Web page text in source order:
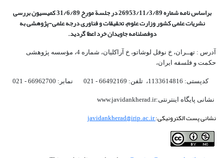
براساس نامه شماره 26953/11/3/89 در جلسة مورخ 31/6/89 کمیسیون
بررسی
نشریات علمی کشور وزارت علوم، تحقیقات و فناوری درجه علمی‌-پژوهشیبه
دوفصلنامه جاویدان خرد اعطا گردید.
آدرس : تهــران، خ نوفل لوشاتو، خ آراکلیان، شماره 4،‌ مؤسسه پژوهشی
حکمت و فلسفه ایران،‌
کدپستی: 1133614816، تلفن: 66492169 - 021 نمابر: 66962700 - 021
نشانی پایگاه اینترنتی:www.javidankherad.ir
نشانی پست الکترونیکی:javidankherad@irip.ac.ir